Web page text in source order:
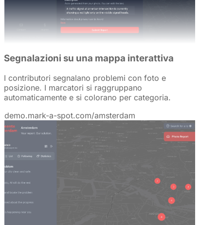
Segnalazioni su una mappa interattiva
I contributori segnalano problemi con foto e
posizione. I marcatori si raggruppano
automaticamente e si colorano per categoria.
demo.mark-a-spot.com/amsterdam